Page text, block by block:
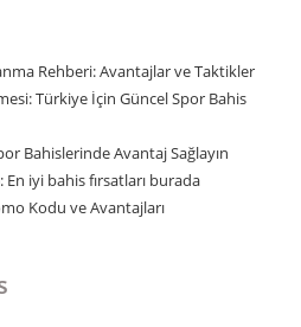
Rehberi: Avantajlar ve Taktikler
Türkiye İçin Güncel Spor Bahis
Bahislerinde Avantaj Sağlayın
iyi bahis fırsatları burada
Kodu ve Avantajları